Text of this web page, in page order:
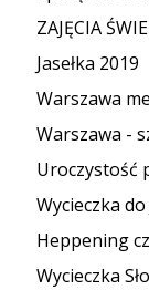
ZAJĘCIA
Jasełka 2019
Warszawa
Warszawa -
Uroczystość
Wycieczka
Heppening
Wycieczka